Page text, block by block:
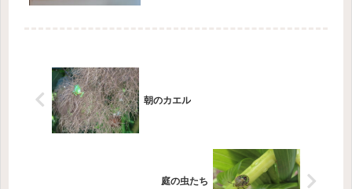
朝のカエル
庭の虫たち